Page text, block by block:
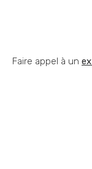
Faire appel à un